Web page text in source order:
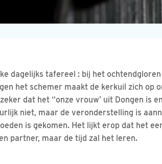
dagelijks tafereel : bij het
het schemer maakt de kerkuil zich op
dat het “onze vrouw’ uit Dongen is
niet, maar de veronderstelling is
is gekomen. Het lijkt erop dat het
partner, maar de tijd zal het leren.